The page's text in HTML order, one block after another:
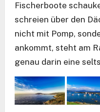
Fischerboote
schreien über den
nicht mit Pomp,
ankommt, steht am
genau darin eine